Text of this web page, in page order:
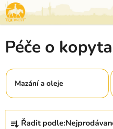
Přejít
na
obsah
Péče o kopyta
Mazání a oleje
Ř
Řadit podle: